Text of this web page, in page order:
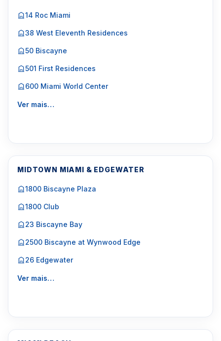
14 Roc Miami
38 West Eleventh Residences
50 Biscayne
501 First Residences
600 Miami World Center
Ver mais…
MIDTOWN MIAMI & EDGEWATER
1800 Biscayne Plaza
1800 Club
23 Biscayne Bay
2500 Biscayne at Wynwood Edge
26 Edgewater
Ver mais…